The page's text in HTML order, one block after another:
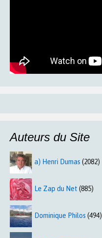
Auteurs du Site
a) Henri Dumas (2082)
Le Zap du Net (885)
Dominique Philos (494)